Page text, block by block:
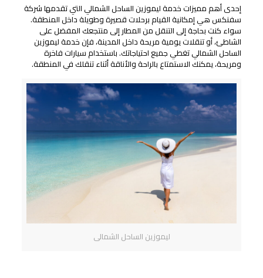
إحدى أهم مميزات خدمة ليموزين الساحل الشمالي التي تقدمها شركة
سفنكس هي إمكانية القيام برحلات قصيرة وطويلة داخل المنطقة.
سواء كنت بحاجة إلى التنقل من المطار إلى منتجعك المفضل على
الشاطئ، أو تنقلات يومية مريحة داخل المدينة، فإن خدمة ليموزين
الساحل الشمالي تغطي جميع احتياجاتك. باستخدام سيارات فاخرة
ومريحة، يمكنك الاستمتاع بالراحة والأناقة أثناء تنقلك في المنطقة.
ليموزين الساحل الشمالى